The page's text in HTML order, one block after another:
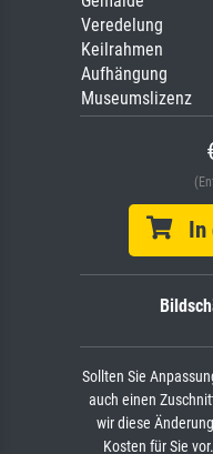
Veredelung
Keilrahmen
Aufhängung
Museumslizenz
In
Sollten Sie
auch einen
wir diese
Kosten für Sie